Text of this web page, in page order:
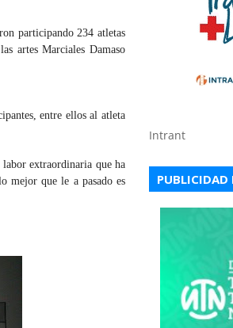
participando 234 atletas
artes Marciales Damaso
entre ellos al atleta
labor extraordinaria que ha
mejor que le a pasado es
Intrant
PUBLICIDAD